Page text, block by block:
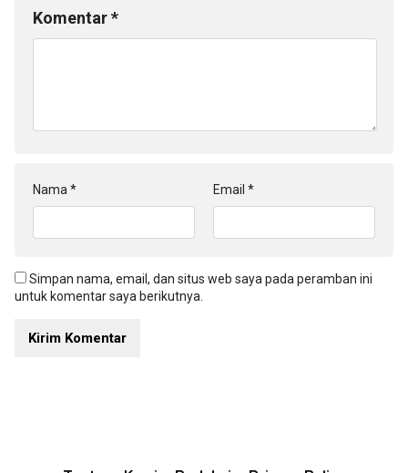
Komentar*
Nama * Email *
Simpan nama, email, dan situs web saya pada peramban ini
untuk komentar saya berikutnya.